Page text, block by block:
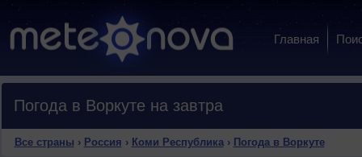
Главная
Погода в Воркуте на завтра
Все страны › Россия › Коми Республика› Погода в Воркуте